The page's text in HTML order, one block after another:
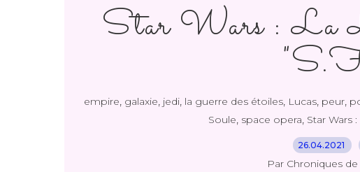
Star Wars : La
empire, galaxie, jedi, la guerre des étoiles, Lucas, peur,
Soule, space opera, Star Wars
26.04.2021
Par Chroniques